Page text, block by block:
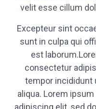
velit esse cillum
Excepteur sint
sunt in culpa qui
est
consectetur
tempor incididunt
aliqua. Lorem
adipiscing elit, sed